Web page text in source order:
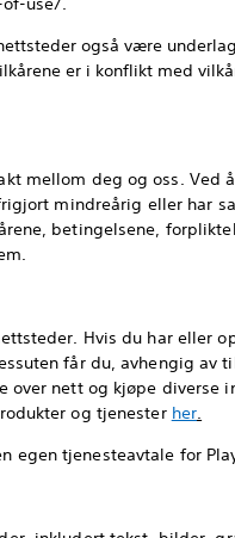
også være
er i konflikt med
mellom deg og oss. Ved
mindreårig eller har
betingelsene,
Hvis du har eller
får du, avhengig
nett og kjøpe
og tjenester her.
egen tjenesteavtale for